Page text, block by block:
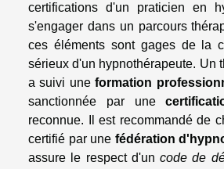
certifications d'un praticien en
s'engager dans un parcours
ces éléments sont gages de la
sérieux d'un hypnothérapeute. Un
a suivi uneformation
sanctionnée par une
reconnue. Il est recommandé de
certifié par une fédération
assure le respect d'un code de